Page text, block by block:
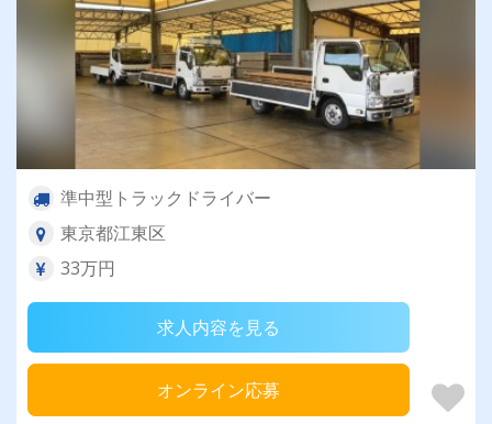
準中型トラックドライバー
東京都江東区
33万円
求人内容を見る
オンライン応募